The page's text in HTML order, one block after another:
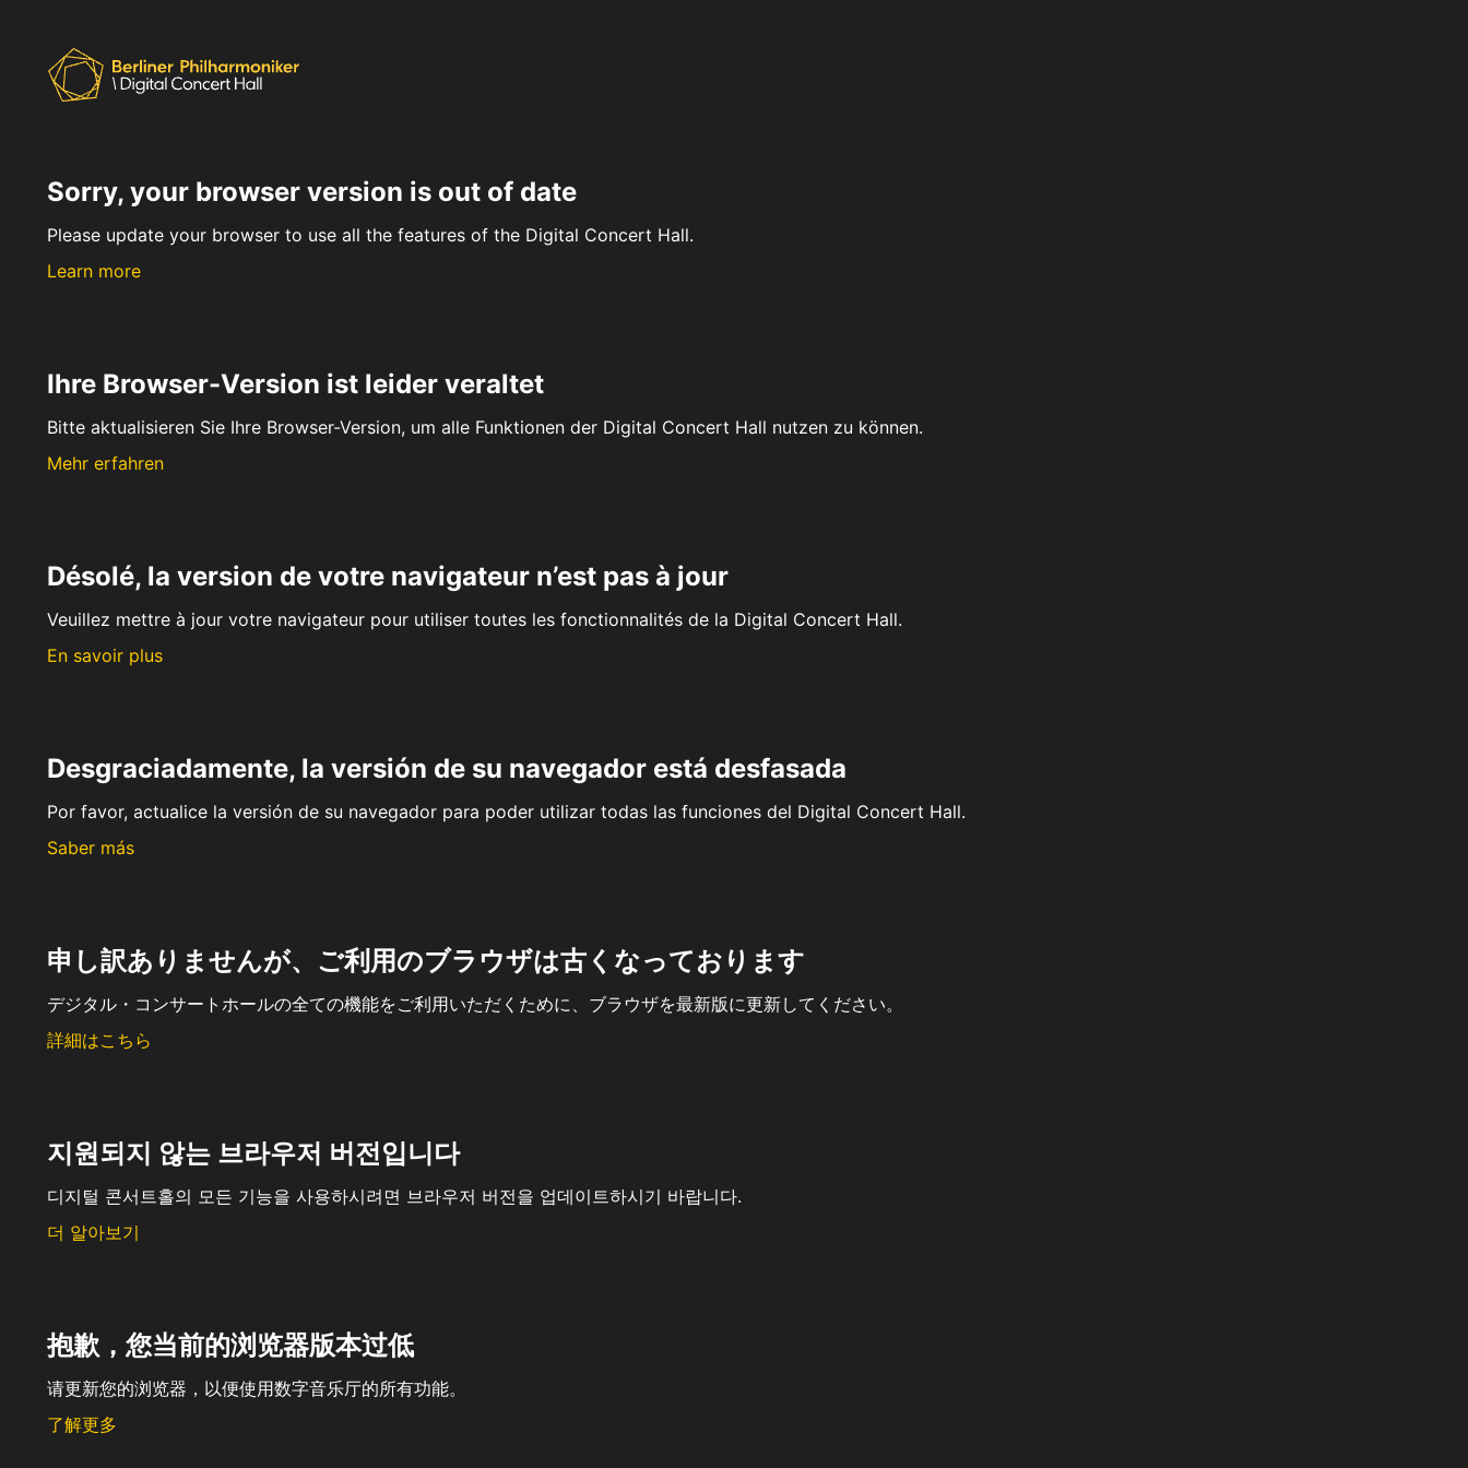
Sorry, your browser version is out of date
Please update your browser to use all the features of the Digital Concert Hall.
Learn more
Ihre Browser-Version ist leider veraltet
Bitte aktualisieren Sie Ihre Browser-Version, um alle Funktionen der Digital Concert Hall nutzen zu können.
Mehr erfahren
Désolé, la version de votre navigateur n’est pas à jour
Veuillez mettre à jour votre navigateur pour utiliser toutes les fonctionnalités de la Digital Concert Hall.
En savoir plus
Desgraciadamente, la versión de su navegador está desfasada
Por favor, actualice la versión de su navegador para poder utilizar todas las funciones del Digital Concert Hall.
Saber más
申し訳ありませんが、ご利用のブラウザは古くなっております
デジタル・コンサートホールの全ての機能をご利用いただくために、ブラウザを最新版に更新してください。
詳細はこちら
지원되지 않는 브라우저 버전입니다
디지털 콘서트홀의 모든 기능을 사용하시려면 브라우저 버전을 업데이트하시기 바랍니다.
더 알아보기
抱歉，您当前的浏览器版本过低
请更新您的浏览器，以便使用数字音乐厅的所有功能。
了解更多